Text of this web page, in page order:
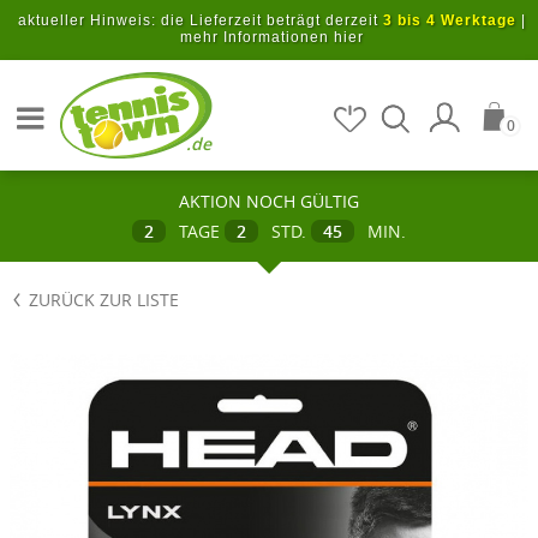
Zum Hauptinhalt springen
aktueller Hinweis: die Lieferzeit beträgt derzeit 3 bis 4 Werktage
mehr Informationen hier
.de
0
AKTION NOCH GÜLTIG
2
TAGE 2 STD. 45 MIN.
ZURÜCK ZUR LISTE